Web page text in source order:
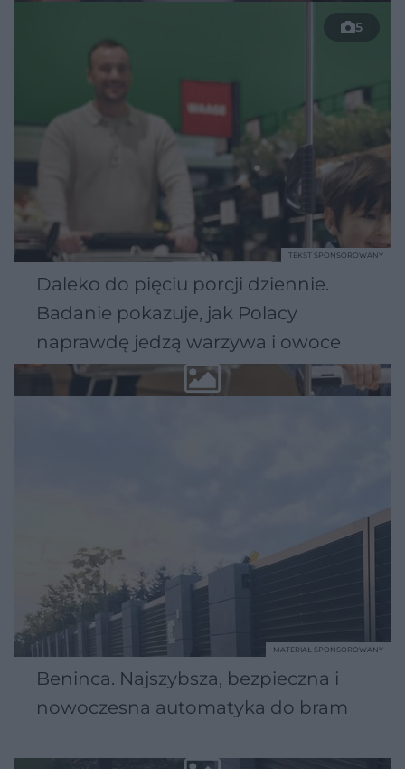
5
Daleko do pięciu porcji dziennie.
Badanie pokazuje, jak Polacy
naprawdę jedzą warzywa i owoce
TEKST SPONSOROWANY
Beninca. Najszybsza, bezpieczna i
nowoczesna automatyka do bram
MATERIAŁ SPONSOROWANY